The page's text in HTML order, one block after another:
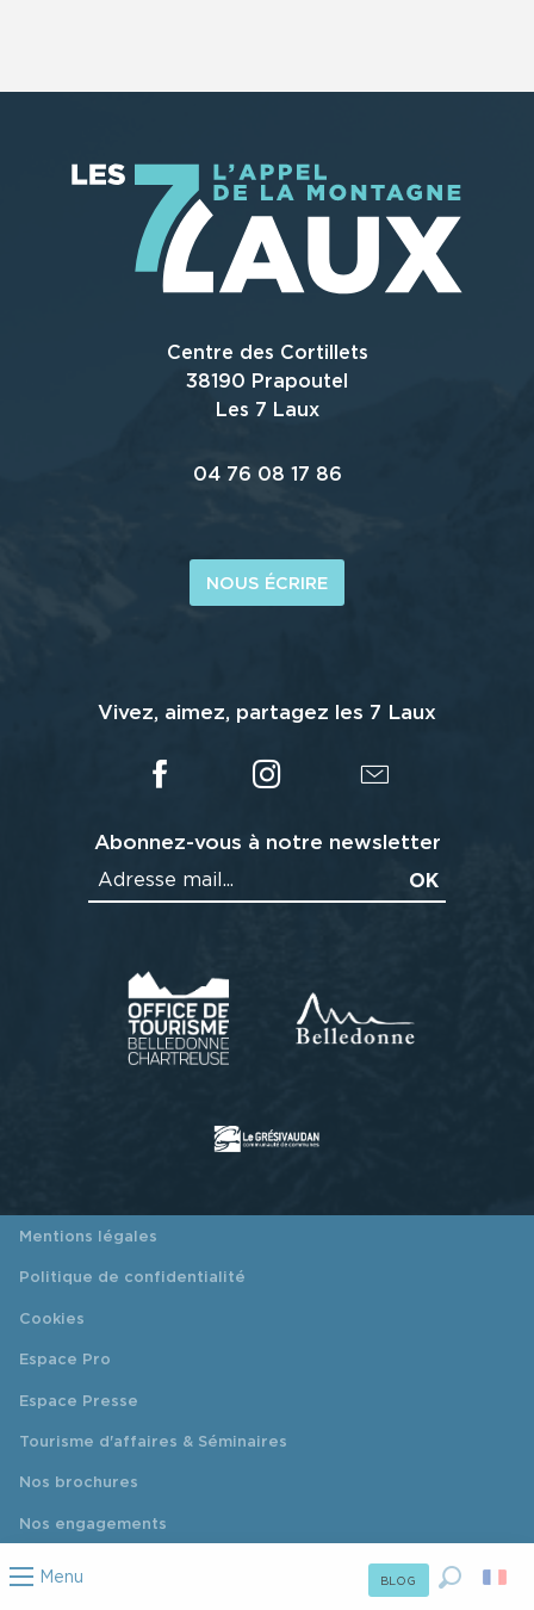
Menu BLOG
Centre des Cortillets
38190 Prapoutel
Les 7 Laux
04 76 08 17 86
NOUS ÉCRIRE
Vivez, aimez, partagez les 7 Laux
Abonnez-vous à notre newsletter
Mentions légales
Politique de confidentialité
Cookies
Espace Pro
Espace Presse
Tourisme d'affaires & Séminaires
Nos brochures
Nos engagements